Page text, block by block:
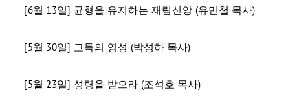
[6월 13일] 균형을 유지하는 재림신앙 (유민철 목사)
[5월 30일] 고독의 영성 (박성하 목사)
[5월 23일] 성령을 받으라 (조석호 목사)